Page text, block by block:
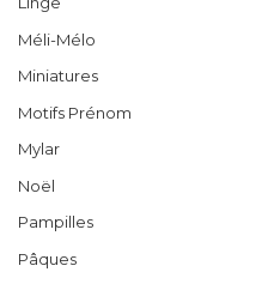
Méli-Mélo
Miniatures
Motifs Prénom
Mylar
Noël
Pampilles
Pâques